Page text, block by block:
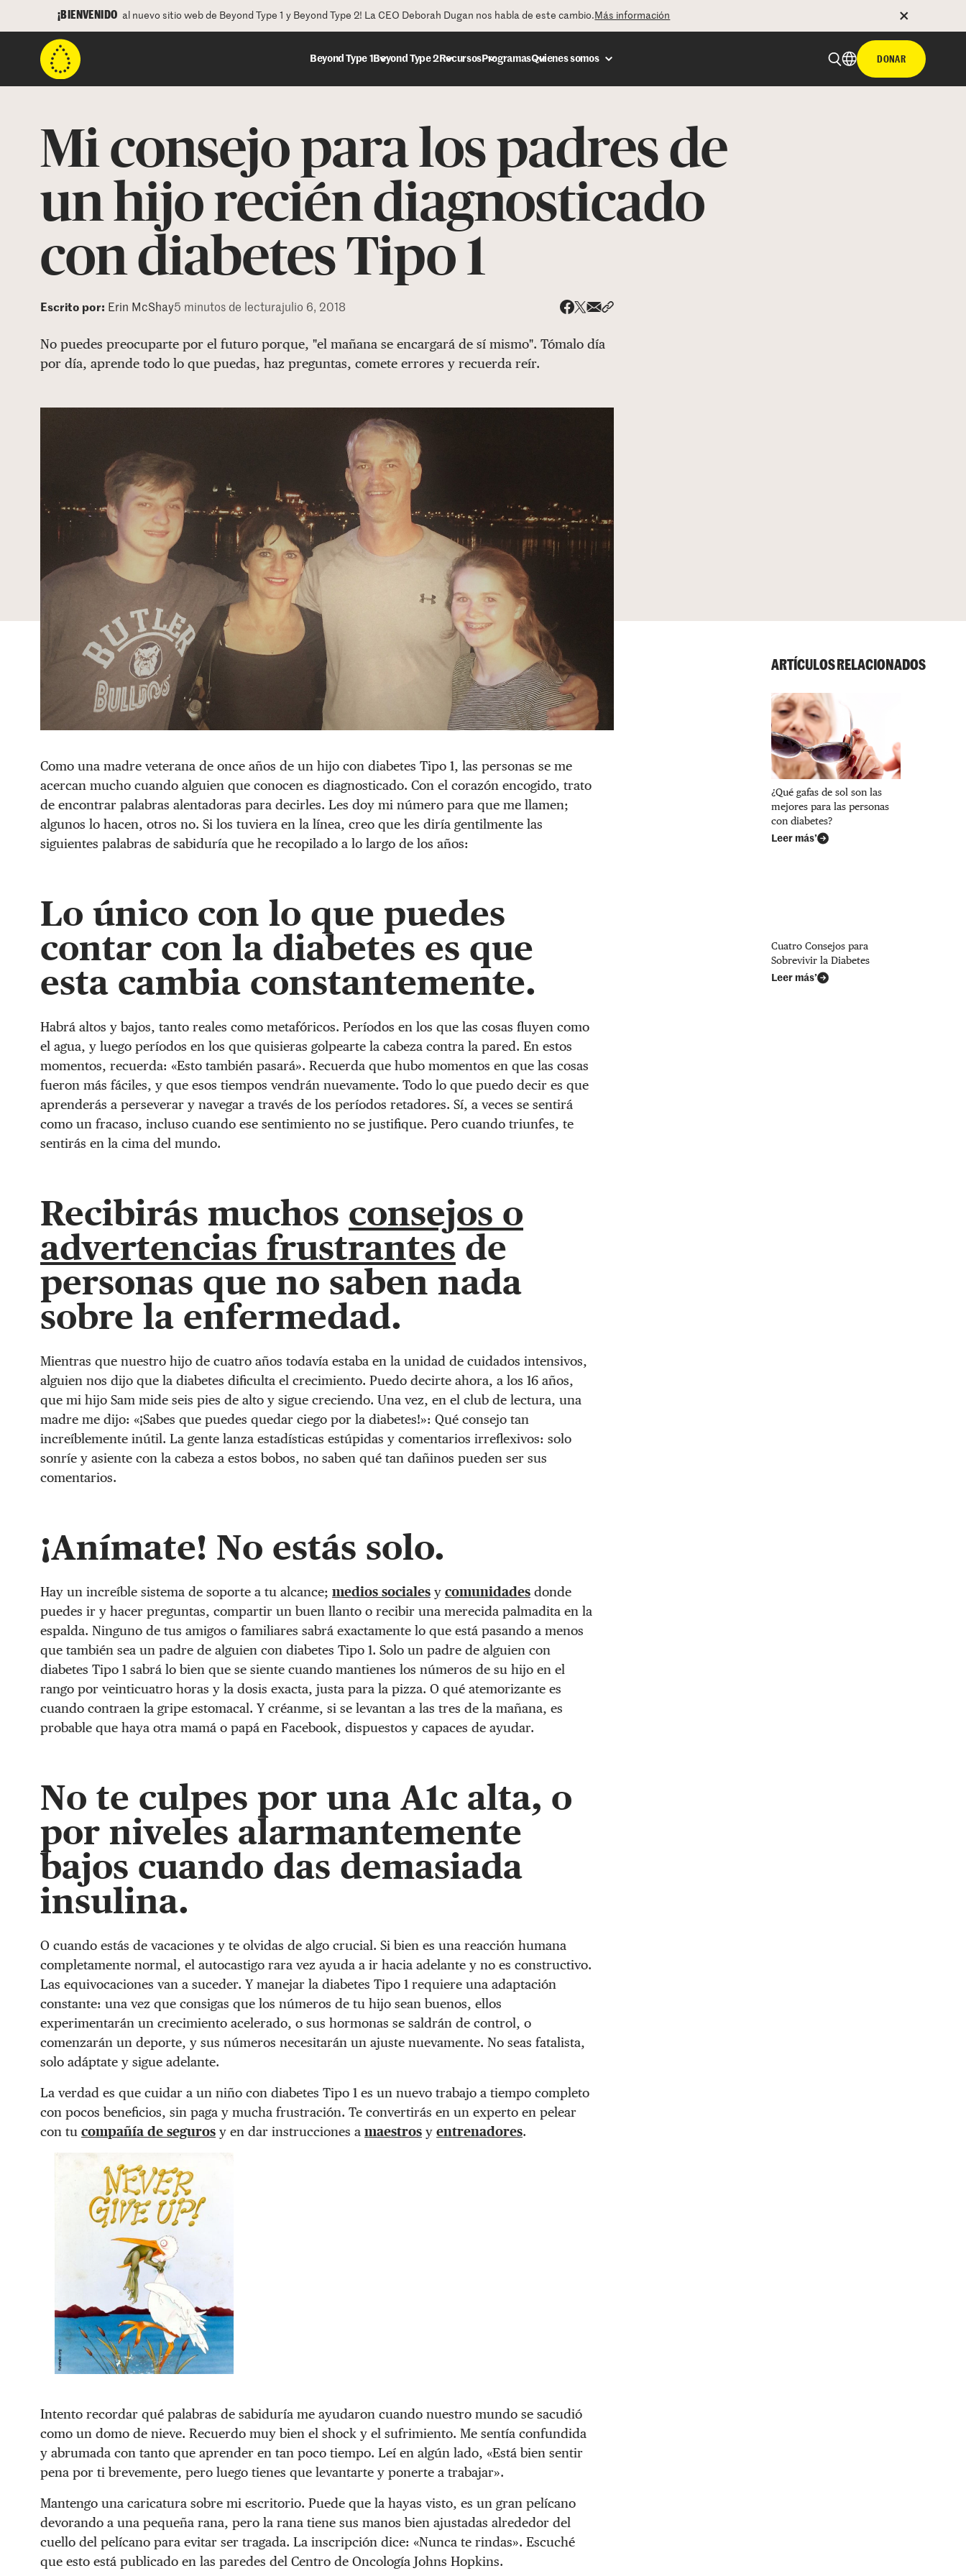
¡BIENVENIDO al nuevo sitio web de Beyond Type 1 y Beyond Type 2! La CEO Deborah Dugan nos habla de este cambio. Más información
Beyond Type 1 Beyond Type 2Recursos ProgramasQuienes somos DONAR
Mi consejo para los padres de
un hijo recién diagnosticado
con diabetes Tipo 1
Escrito por: Erin McShay5 minutos de lecturajulio 6, 2018
No puedes preocuparte por el futuro porque, "el mañana se encargará de sí mismo". Tómalo día
por día, aprende todo lo que puedas, haz preguntas, comete errores y recuerda reír.
Como una madre veterana de once años de un hijo con diabetes Tipo 1, las personas se me
acercan mucho cuando alguien que conocen es diagnosticado. Con el corazón encogido, trato
de encontrar palabras alentadoras para decirles. Les doy mi número para que me llamen;
algunos lo hacen, otros no. Si los tuviera en la línea, creo que les diría gentilmente las
siguientes palabras de sabiduría que he recopilado a lo largo de los años:
Lo único con lo que puedes
contar con la diabetes es que
esta cambia constantemente.
Habrá altos y bajos, tanto reales como metafóricos. Períodos en los que las cosas fluyen como
el agua, y luego períodos en los que quisieras golpearte la cabeza contra la pared. En estos
momentos, recuerda: «Esto también pasará». Recuerda que hubo momentos en que las cosas
fueron más fáciles, y que esos tiempos vendrán nuevamente. Todo lo que puedo decir es que
aprenderás a perseverar y navegar a través de los períodos retadores. Sí, a veces se sentirá
como un fracaso, incluso cuando ese sentimiento no se justifique. Pero cuando triunfes, te
sentirás en la cima del mundo.
Recibirás muchos consejos o
advertencias frustrantes de
personas que no saben nada
sobre la enfermedad.
Mientras que nuestro hijo de cuatro años todavía estaba en la unidad de cuidados intensivos,
alguien nos dijo que la diabetes dificulta el crecimiento. Puedo decirte ahora, a los 16 años,
que mi hijo Sam mide seis pies de alto y sigue creciendo. Una vez, en el club de lectura, una
madre me dijo: «¡Sabes que puedes quedar ciego por la diabetes!»: Qué consejo tan
increíblemente inútil. La gente lanza estadísticas estúpidas y comentarios irreflexivos: solo
sonríe y asiente con la cabeza a estos bobos, no saben qué tan dañinos pueden ser sus
comentarios.
¡Anímate! No estás solo.
Hay un increíble sistema de soporte a tu alcance; medios sociales y comunidades donde
puedes ir y hacer preguntas, compartir un buen llanto o recibir una merecida palmadita en la
espalda. Ninguno de tus amigos o familiares sabrá exactamente lo que está pasando a menos
que también sea un padre de alguien con diabetes Tipo 1. Solo un padre de alguien con
diabetes Tipo 1 sabrá lo bien que se siente cuando mantienes los números de su hijo en el
rango por veinticuatro horas y la dosis exacta, justa para la pizza. O qué atemorizante es
cuando contraen la gripe estomacal. Y créanme, si se levantan a las tres de la mañana, es
probable que haya otra mamá o papá en Facebook, dispuestos y capaces de ayudar.
No te culpes por una A1c alta, o
por niveles alarmantemente
bajos cuando das demasiada
insulina.
O cuando estás de vacaciones y te olvidas de algo crucial. Si bien es una reacción humana
completamente normal, el autocastigo rara vez ayuda a ir hacia adelante y no es constructivo.
Las equivocaciones van a suceder. Y manejar la diabetes Tipo 1 requiere una adaptación
constante: una vez que consigas que los números de tu hijo sean buenos, ellos
experimentarán un crecimiento acelerado, o sus hormonas se saldrán de control, o
comenzarán un deporte, y sus números necesitarán un ajuste nuevamente. No seas fatalista,
solo adáptate y sigue adelante.
La verdad es que cuidar a un niño con diabetes Tipo 1 es un nuevo trabajo a tiempo completo
con pocos beneficios, sin paga y mucha frustración. Te convertirás en un experto en pelear
con tu compañía de seguros y en dar instrucciones a maestros y entrenadores.
Intento recordar qué palabras de sabiduría me ayudaron cuando nuestro mundo se sacudió
como un domo de nieve. Recuerdo muy bien el shock y el sufrimiento. Me sentía confundida
y abrumada con tanto que aprender en tan poco tiempo. Leí en algún lado, «Está bien sentir
pena por ti brevemente, pero luego tienes que levantarte y ponerte a trabajar».
Mantengo una caricatura sobre mi escritorio. Puede que la hayas visto, es un gran pelícano
devorando a una pequeña rana, pero la rana tiene sus manos bien ajustadas alrededor del
cuello del pelícano para evitar ser tragada. La inscripción dice: «Nunca te rindas». Escuché
que esto está publicado en las paredes del Centro de Oncología Johns Hopkins.
ARTÍCULOS RELACIONADOS
¿Qué gafas de sol son las
mejores para las personas
con diabetes?
Leer más’
Cuatro Consejos para
Sobrevivir la Diabetes
Leer más’